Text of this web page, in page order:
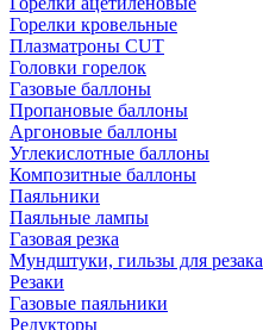
Горелки кровельные
Плазматроны CUT
Головки горелок
Газовые баллоны
Пропановые баллоны
Аргоновые баллоны
Углекислотные баллоны
Композитные баллоны
Паяльники
Паяльные лампы
Газовая резка
Мундштуки, гильзы для резака
Резаки
Газовые паяльники
Редукторы